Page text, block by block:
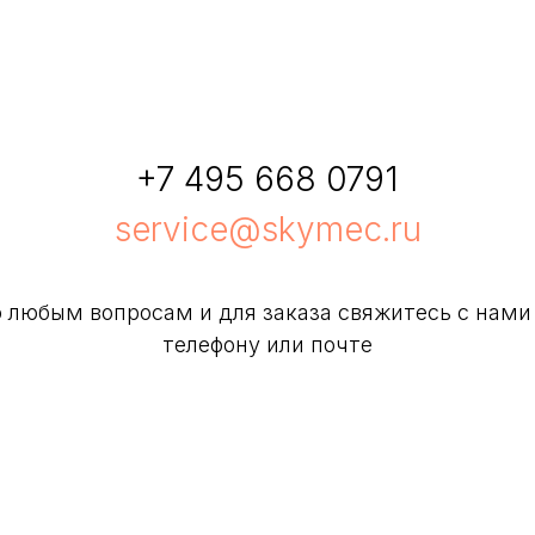
+7 495 668 0791
service@skymec.ru
любым вопросам и для заказа свяжитесь с нами
телефону или почте